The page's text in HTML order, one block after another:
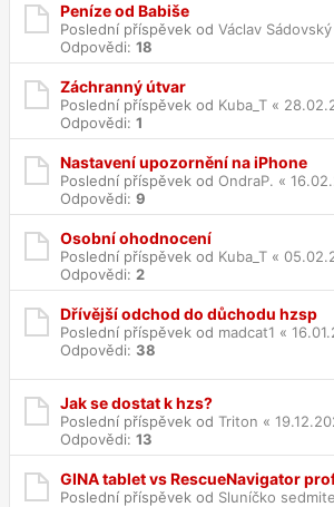
Peníze od Babiše
Poslední příspěvek od Václav Sádovský
Odpovědi: 18
Záchranný útvar
Poslední příspěvek od Kuba_T «
Odpovědi: 1
Nastavení upozornění na iPhone
Poslední příspěvek od OndraP. «
Odpovědi: 9
Osobní ohodnocení
Poslední příspěvek od Kuba_T «
Odpovědi: 2
Dřívější odchod do důchodu hzsp
Poslední příspěvek od madcat1 «
Odpovědi: 38
Jak se dostat k hzs?
Poslední příspěvek od Triton «
Odpovědi: 13
GINA tablet vs RescueNavigator
Poslední příspěvek od Sluníčko